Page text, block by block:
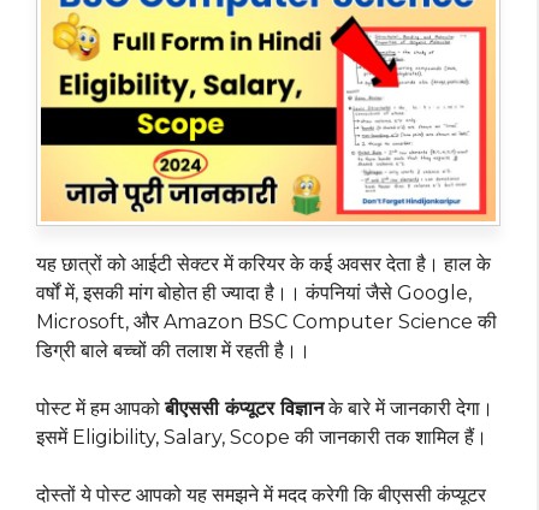
यह छात्रों को आईटी सेक्टर में करियर के कई अवसर देता है। हाल के
वर्षों में, इसकी मांग बोहोत ही ज्यादा है।। कंपनियां जैसे Google,
Microsoft, और Amazon BSC Computer Science की
डिग्री बाले बच्चों की तलाश में रहती है।।
पोस्ट में हम आपकोबीएससी कंप्यूटर विज्ञानके बारे में जानकारी देगा।
इसमें Eligibility, Salary, Scope की जानकारी तक शामिल हैं।
दोस्तों ये पोस्ट आपको यह समझने में मदद करेगी कि बीएससी कंप्यूटर